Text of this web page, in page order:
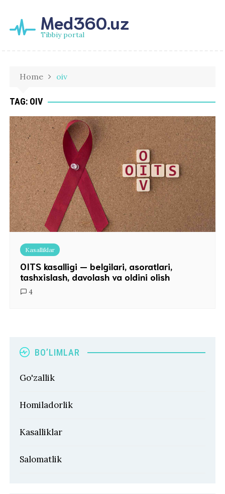
Med360.uz
Tibbiy portal
Home oiv
TAG: OIV
Kasalliklar
OITS kasalligi — belgilari, asoratlari,
tashxislash, davolash va oldini olish
4
BO’LIMLAR
Go'zallik
Homiladorlik
Kasalliklar
Salomatlik